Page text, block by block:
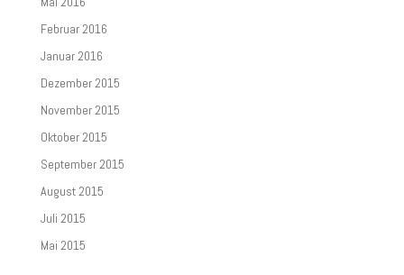
Februar 2016
Januar 2016
Dezember 2015
November 2015
Oktober 2015
September 2015
August 2015
Juli 2015
Mai 2015